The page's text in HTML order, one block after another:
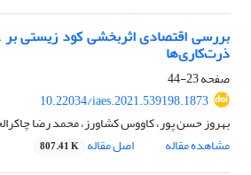
بررسی اقتصادی اثربخشی کود زیستی
ذرت‌کاری‌ها
صفحه23-44
10.22034/iaes.2021.539198.1873
بهروز حسن پور، کاووس کشاورز، محمد رضا
مشاهده مقاله
اصل مقاله 807.41 K